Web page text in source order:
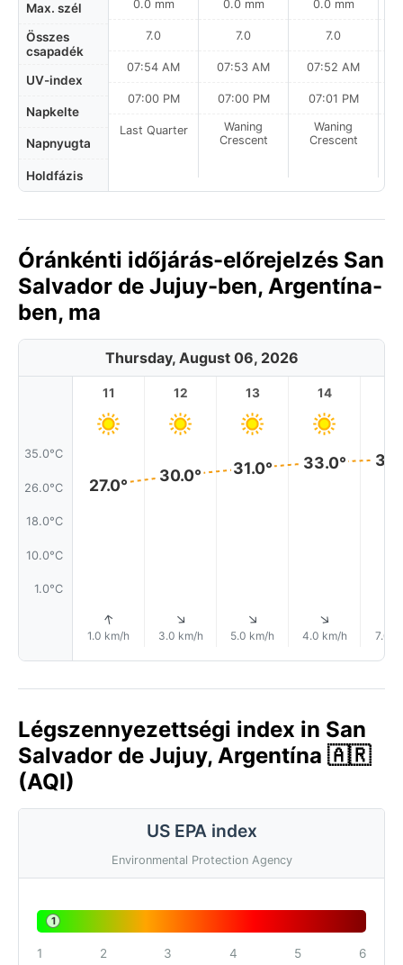
Max. szél
Összes
csapadék
UV-index
Napkelte
Napnyugta
Holdfázis
0.0 mm
7.0
07:54 AM
07:00 PM
Last Quarter
0.0 mm
7.0
07:53 AM
07:00 PM
Waning
Crescent
0.0 mm
7.0
07:52 AM
07:01 PM
Waning
Crescent
Óránkénti időjárás-előrejelzés San
Salvador de Jujuy-ben, Argentína-
ben, ma
Thursday, August 06, 2026
35.0°C
26.0°C
18.0°C
10.0°C
1.0°C
11
27.0°
↑
1.0 km/h
12
30.0°
↑
3.0 km/h
13
31.0°
↑
5.0 km/h
14
33.0°
↑
4.0 km/h 7.0
Légszennyezettségi index in San
Salvador de Jujuy, Argentína 🇦🇷
(AQI)
US EPA index
Environmental Protection Agency
1
1 2 3 4 5 6